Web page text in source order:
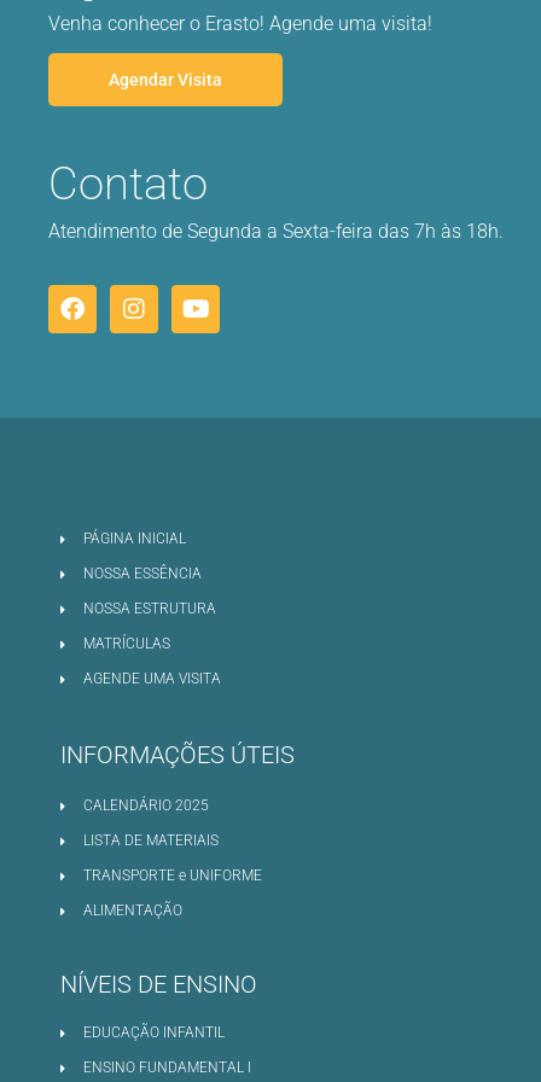
Venha conhecer o Erasto! Agende uma visita!
Agendar Visita
Contato
Atendimento de Segunda a Sexta-feira das 7h às 18h.
PÁGINA INICIAL
NOSSA ESSÊNCIA
NOSSA ESTRUTURA
MATRÍCULAS
AGENDE UMA VISITA
INFORMAÇÕES ÚTEIS
CALENDÁRIO 2025
LISTA DE MATERIAIS
TRANSPORTE e UNIFORME
ALIMENTAÇÃO
NÍVEIS DE ENSINO
EDUCAÇÃO INFANTIL
ENSINO FUNDAMENTAL I